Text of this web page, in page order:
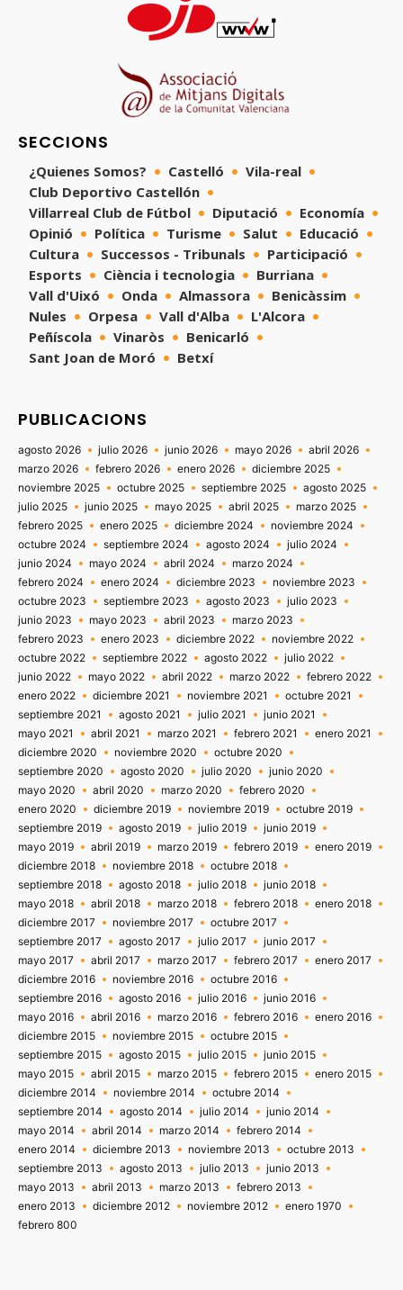
SECCIONS
¿Quienes Somos? Castelló
Vila-real
Club Deportivo Castellón
Villarreal Club de Fútbol
Diputació
Economía
Opinió
Política Turisme Salut
Educació
Cultura
Successos - Tribunals
Participació
Esports
Ciència i tecnologia
Burriana
Vall d'Uixó
Onda Almassora
Benicàssim
Nules
Orpesa Vall d'Alba
L'Alcora
Peñíscola
Vinaròs
Benicarló
Sant Joan de Moró
Betxí
PUBLICACIONS
agosto 2026 julio 2026 junio 2026 mayo 2026
abril 2026
marzo 2026
febrero 2026 enero 2026
diciembre 2025
noviembre 2025
octubre 2025 septiembre 2025
agosto 2025
julio 2025
junio 2025 mayo 2025 abril 2025
marzo 2025
febrero 2025
enero 2025 diciembre 2024
noviembre 2024
octubre 2024
septiembre 2024 agosto 2024
julio 2024
junio 2024
mayo 2024 abril 2024
marzo 2024
febrero 2024
enero 2024 diciembre 2023
noviembre 2023
octubre 2023
septiembre 2023 agosto 2023
julio 2023
junio 2023
mayo 2023 abril 2023
marzo 2023
febrero 2023
enero 2023 diciembre 2022
noviembre 2022
octubre 2022
septiembre 2022 agosto 2022
julio 2022
junio 2022
mayo 2022 abril 2022 marzo 2022
febrero 2022
enero 2022
diciembre 2021 noviembre 2021
octubre 2021
septiembre 2021
agosto 2021 julio 2021
junio 2021
mayo 2021
abril 2021 marzo 2021 febrero 2021
enero 2021
diciembre 2020
noviembre 2020
octubre 2020
septiembre 2020
agosto 2020 julio 2020
junio 2020
mayo 2020
abril 2020 marzo 2020
febrero 2020
enero 2020
diciembre 2019 noviembre 2019
octubre 2019
septiembre 2019
agosto 2019 julio 2019
junio 2019
mayo 2019
abril 2019 marzo 2019 febrero 2019
enero 2019
diciembre 2018
noviembre 2018
octubre 2018
septiembre 2018
agosto 2018 julio 2018
junio 2018
mayo 2018
abril 2018 marzo 2018 febrero 2018
enero 2018
diciembre 2017
noviembre 2017
octubre 2017
septiembre 2017
agosto 2017 julio 2017
junio 2017
mayo 2017
abril 2017 marzo 2017 febrero 2017
enero 2017
diciembre 2016
noviembre 2016
octubre 2016
septiembre 2016
agosto 2016 julio 2016
junio 2016
mayo 2016
abril 2016 marzo 2016 febrero 2016
enero 2016
diciembre 2015
noviembre 2015
octubre 2015
septiembre 2015
agosto 2015 julio 2015
junio 2015
mayo 2015
abril 2015 marzo 2015 febrero 2015
enero 2015
diciembre 2014
noviembre 2014
octubre 2014
septiembre 2014
agosto 2014 julio 2014
junio 2014
mayo 2014
abril 2014 marzo 2014
febrero 2014
enero 2014
diciembre 2013 noviembre 2013
octubre 2013
septiembre 2013
agosto 2013 julio 2013
junio 2013
mayo 2013
abril 2013 marzo 2013
febrero 2013
enero 2013
diciembre 2012 noviembre 2012
enero 1970
febrero 800